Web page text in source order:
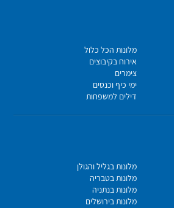
מלונות הכל כלול
אירוח בקיבוצים
צימרים
ימי כיף וכנסים
דילים למשפחות
מלונות בגליל והגולן
מלונות בטבריה
מלונות בנתניה
מלונות בירושלים